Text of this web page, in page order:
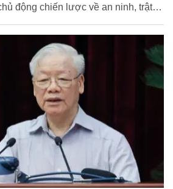
động chiến lược về an ninh, trật tự
bài viết của đồng chí Bộ